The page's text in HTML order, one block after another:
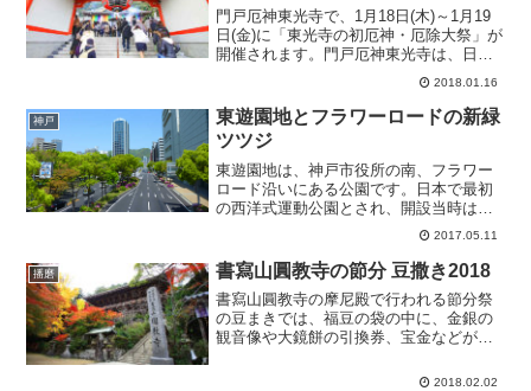
門戸厄神東光寺で、1月18日(木)～1月19
日(金)に「東光寺の初厄神・厄除大祭」が
開催されます。門戸厄神東光寺は、日本
三大厄神のうちの一つで、厄神明王（門
戸厄神）が、あらゆる災厄を打ち払いま
す。厄除大祭は、厄年の凶事や災難、大
病などの厄除...
2018.01.16
神戸
東遊園地とフラワーロードの新緑
ツツジ
東遊園地は、神戸市役所の南、フラワー
ロード沿いにある公園です。日本で最初
の西洋式運動公園とされ、開設当時は旧
居留地に住む外国人専用の運動公園だっ
たようです。神戸を訪れたことのない方
でも、「神戸ルミナリエのメイン会
場」、「阪神・淡路大震災の追...
2017.05.11
播磨 書寫山圓教寺の節分 豆撒き2018
書寫山圓教寺の摩尼殿で行われる節分祭
の豆まきでは、福豆の袋の中に、金銀の
観音像や大鏡餅の引換券、宝金などが混
います。書寫山圓教寺の星祭りと節分会
2018.02.02